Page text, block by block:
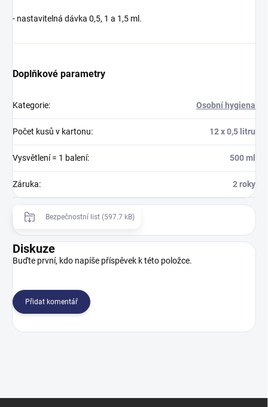
- nastavitelná dávka 0,5, 1 a 1,5 ml.
Doplňkové parametry
Kategorie: Osobní hygiena
Počet kusů v kartonu: 12 x 0,5 litru
Vysvětlení = 1 balení: 500 ml
Záruka: 2 roky
Bezpečnostní list (597.7 kB)
Diskuze
Buďte první, kdo napíše příspěvek k této položce.
Přidat komentář